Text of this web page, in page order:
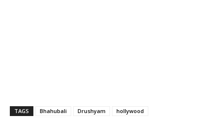
TAGS Bhahubali Drushyam
hollywood